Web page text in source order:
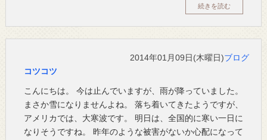
続きを読む
2014年01月09日(木曜日)ブログ
コツコツ
こんにちは。 今は止んでいますが、雨が降っていました。
まさか雪になりませんよね。 落ち着いてきたようですが、
アメリカでは、大寒波です。 明日は、全国的に寒い一日に
なりそうですね。 昨年のような被害がないか心配になって